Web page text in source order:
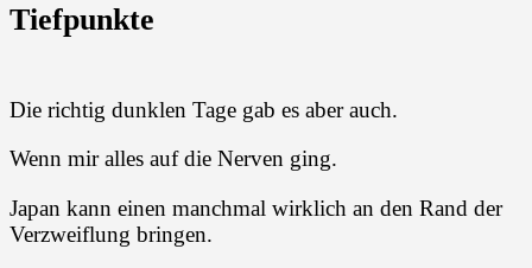
Tiefpunkte
Die richtig dunklen Tage gab es aber auch.
Wenn mir alles auf die Nerven ging.
Japan kann einen manchmal wirklich an den Rand der
Verzweiflung bringen.